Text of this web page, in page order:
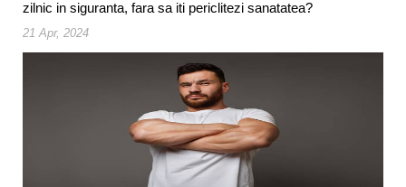
zilnic in siguranta, fara sa iti periclitezi sanatatea?
21 Apr, 2024